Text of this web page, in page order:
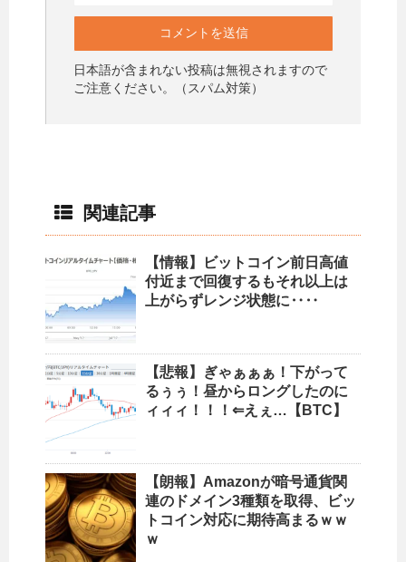
日本語が含まれない投稿は無視されますので
ご注意ください。（スパム対策）
関連記事
【情報】ビットコイン前日高値
付近まで回復するもそれ以上は
上がらずレンジ状態に‥‥
【悲報】ぎゃぁぁぁ！下がって
るぅぅ！昼からロングしたのに
ィィィ！！！⇐えぇ…【BTC】
【朗報】Amazonが暗号通貨関
連のドメイン3種類を取得、ビッ
トコイン対応に期待高まるｗｗ
ｗ